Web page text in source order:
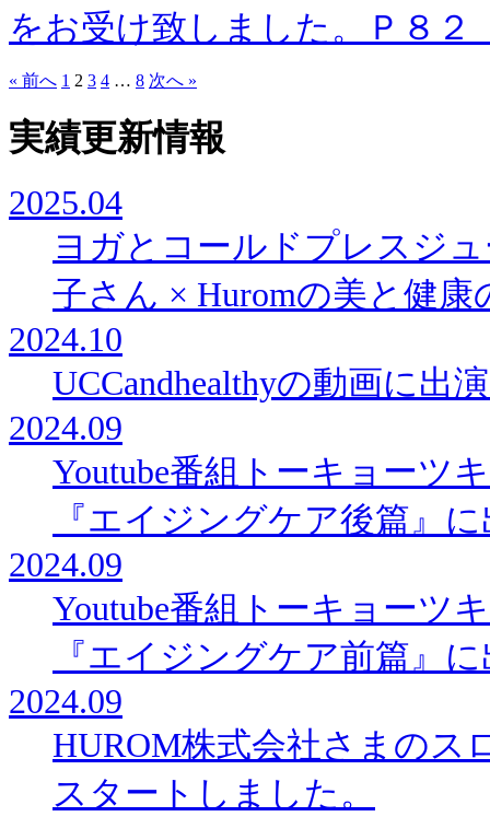
をお受け致しました。Ｐ８
« 前へ 1 2 3 4 … 8 次へ »
実績更新情報
2025.04
ヨガとコールドプレスジ
子さん × Huromの美と健
2024.10
UCCandhealthyの動画に出
2024.09
Youtube番組トーキョーツ
『エイジングケア後篇』
2024.09
Youtube番組トーキョーツ
『エイジングケア前篇』
2024.09
HUROM株式会社さまのス
スタートしました。